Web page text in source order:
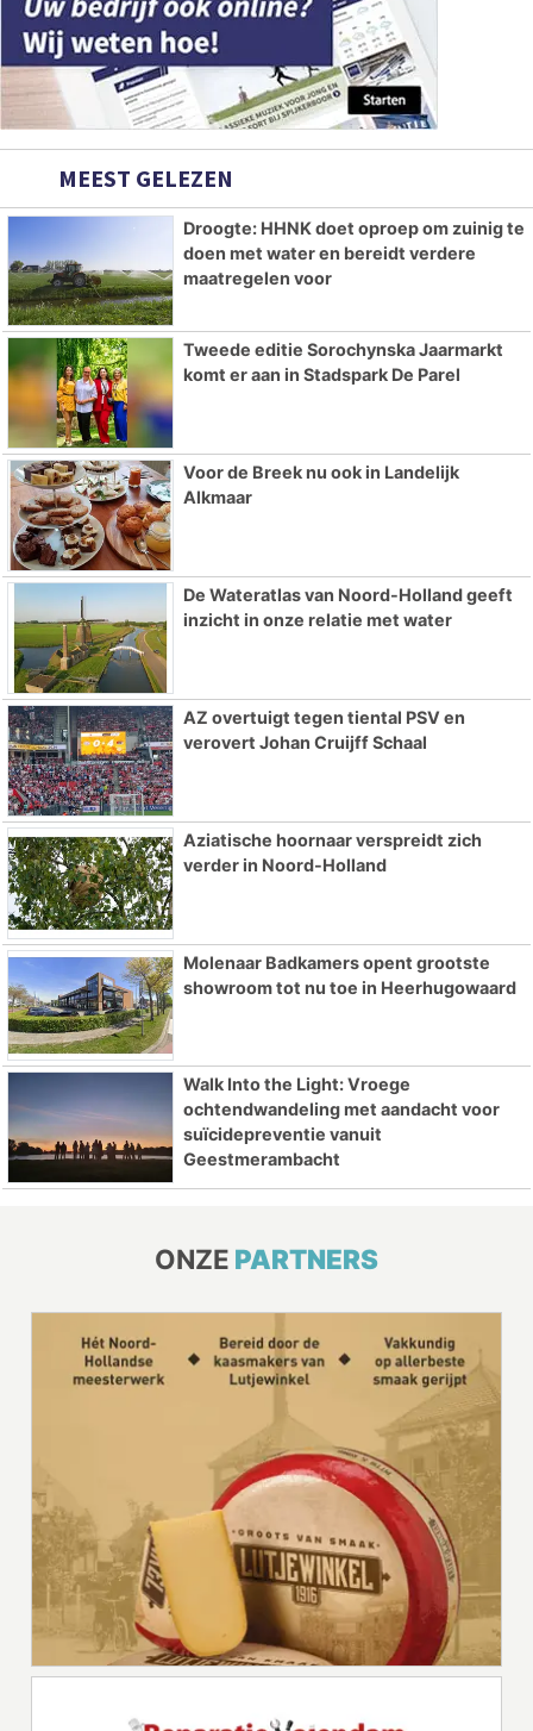
MEEST GELEZEN
Droogte: HHNK doet oproep om zuinig te
doen met water en bereidt verdere
maatregelen voor
Tweede editie Sorochynska Jaarmarkt
komt er aan in Stadspark De Parel
Voor de Breek nu ook in Landelijk
Alkmaar
De Wateratlas van Noord-Holland geeft
inzicht in onze relatie met water
AZ overtuigt tegen tiental PSV en
verovert Johan Cruijff Schaal
Aziatische hoornaar verspreidt zich
verder in Noord-Holland
Molenaar Badkamers opent grootste
showroom tot nu toe in Heerhugowaard
Walk Into the Light: Vroege
ochtendwandeling met aandacht voor
suïcidepreventie vanuit
Geestmerambacht
ONZE PARTNERS